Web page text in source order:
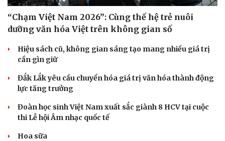
“Chạm Việt Nam 2026”: Cùng thế hệ trẻ nuôi
dưỡng văn hóa Việt trên không gian số
Hiệu sách cũ, không gian sáng tạo mang nhiều giá trị
cần gìn giữ
Đắk Lắk yêu cầu chuyển hóa giá trị văn hóa thành động
lực tăng trưởng
Đoàn học sinh Việt Nam xuất sắc giành 8 HCV tại cuộc
thi Lễ hội Âm nhạc quốc tế
Hoa sữa